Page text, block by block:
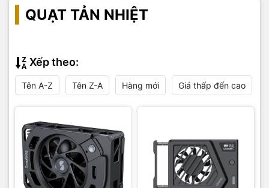
QUẠT TẢN NHIỆT
Xếp theo:
Tên A-Z Tên Z-A Hàng mới Giá thấp đến cao